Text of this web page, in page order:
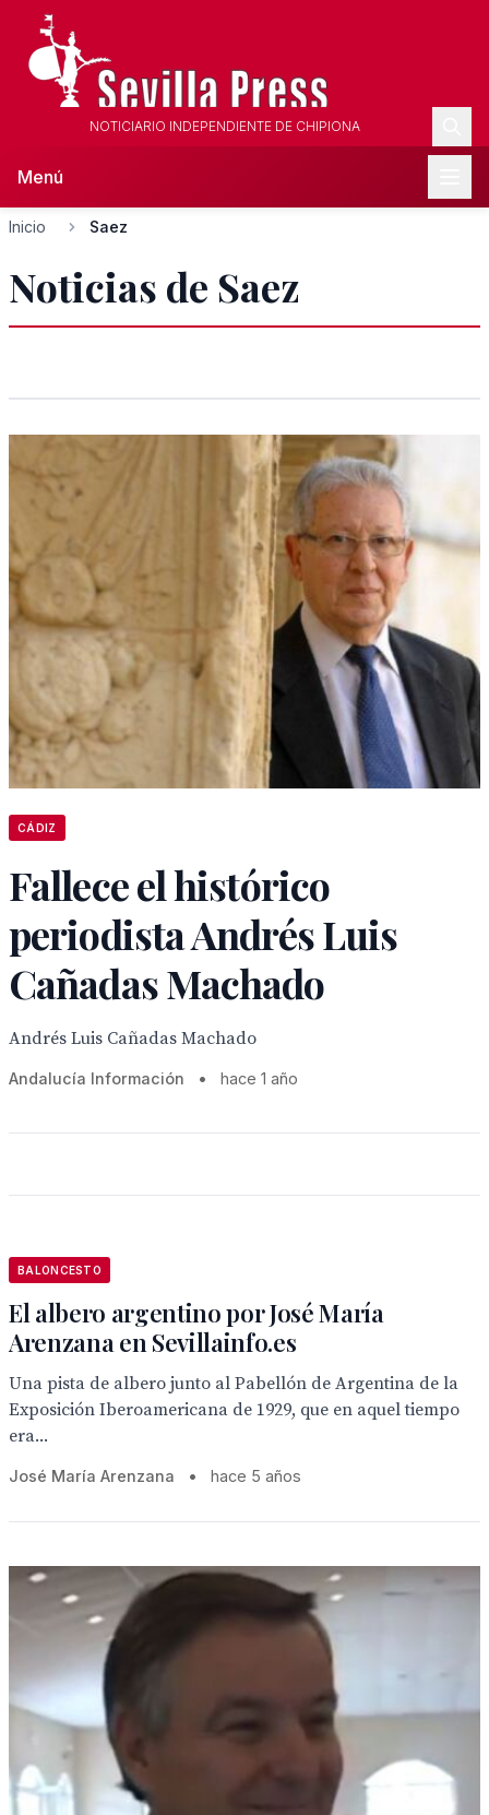
NOTICIARIO INDEPENDIENTE DE CHIPIONA
Menú
Inicio Saez
Noticias de Saez
CÁDIZ
Fallece el histórico
periodista Andrés Luis
Cañadas Machado
Andrés Luis Cañadas Machado
Andalucía Información • hace 1 año
BALONCESTO
El albero argentino por José María
Arenzana en Sevillainfo.es
Una pista de albero junto al Pabellón de Argentina de la
Exposición Iberoamericana de 1929, que en aquel tiempo
era...
José María Arenzana • hace 5 años